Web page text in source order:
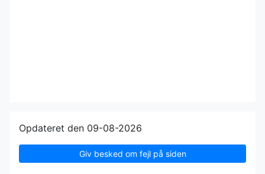
Opdateret den 09-08-2026
Giv besked om fejl på siden